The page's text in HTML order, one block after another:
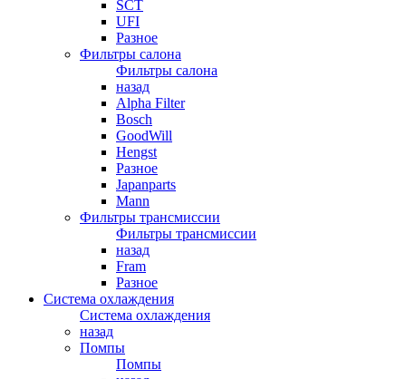
SCT
UFI
Разное
Фильтры салона
Фильтры салона
назад
Alpha Filter
Bosch
GoodWill
Hengst
Разное
Japanparts
Mann
Фильтры трансмиссии
Фильтры трансмиссии
назад
Fram
Разное
Система охлаждения
Система охлаждения
назад
Помпы
Помпы